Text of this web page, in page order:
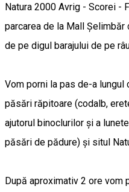
Natura 2000 Avrig - Scorei -
parcarea de la Mall Șelimbăr
de pe digul barajului de pe
Vom porni la pas de-a
păsări răpitoare (codalb,
ajutorul binoclurilor și a
păsări de pădure) și situl
După aproximativ 2 ore